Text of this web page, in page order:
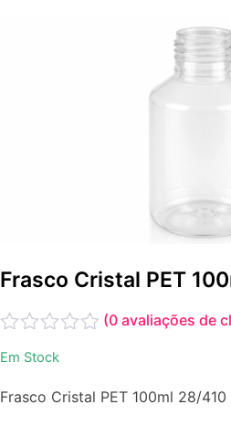
Frasco Cristal PET
0
5
(0 avaliações de
Em Stock
Frasco Cristal PET 100ml 28/410